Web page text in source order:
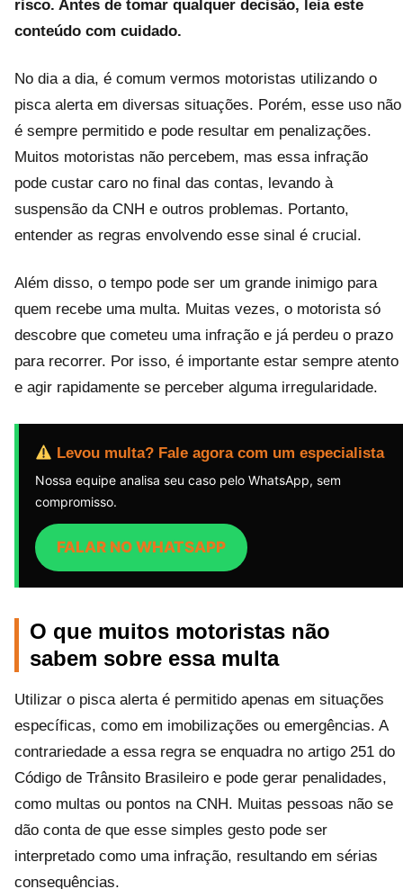
risco. Antes de tomar qualquer decisão, leia este
conteúdo com cuidado.
No dia a dia, é comum vermos motoristas utilizando o
pisca alerta em diversas situações. Porém, esse uso não
é sempre permitido e pode resultar em penalizações.
Muitos motoristas não percebem, mas essa infração
pode custar caro no final das contas, levando à
suspensão da CNH e outros problemas. Portanto,
entender as regras envolvendo esse sinal é crucial.
Além disso, o tempo pode ser um grande inimigo para
quem recebe uma multa. Muitas vezes, o motorista só
descobre que cometeu uma infração e já perdeu o prazo
para recorrer. Por isso, é importante estar sempre atento
e agir rapidamente se perceber alguma irregularidade.
Levou multa? Fale agora com um especialista
Nossa equipe analisa seu caso pelo WhatsApp, sem
compromisso.
FALAR NO WHATSAPP
O que muitos motoristas não
sabem sobre essa multa
Utilizar o pisca alerta é permitido apenas em situações
específicas, como em imobilizações ou emergências. A
contrariedade a essa regra se enquadra no artigo 251 do
Código de Trânsito Brasileiro e pode gerar penalidades,
como multas ou pontos na CNH. Muitas pessoas não se
dão conta de que esse simples gesto pode ser
interpretado como uma infração, resultando em sérias
consequências.